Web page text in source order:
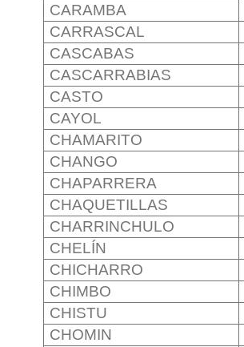
CARAMBA
CARRASCAL
CASCABAS
CASCARRABIAS
CASTO
CAYOL
CHAMARITO
CHANGO
CHAPARRERA
CHAQUETILLAS
CHARRINCHULO
CHELÍN
CHICHARRO
CHIMBO
CHISTU
CHOMIN